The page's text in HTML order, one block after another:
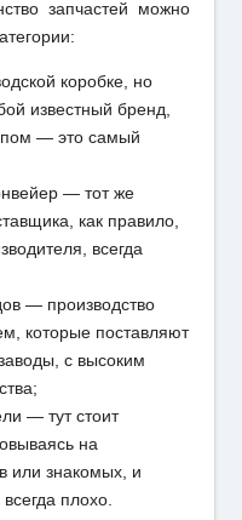
запчастей можно
коробке, но
известный бренд,
— это самый
— тот же
как правило,
всегда
— производство
которые поставляют
с высоким
— тут стоит
на
или знакомых, и
плохо.